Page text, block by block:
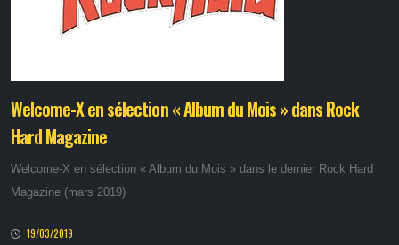
Welcome-X en sélection « Album du Mois » dans Rock
Hard Magazine
Welcome-X en sélection « Album du Mois » dans le dernier Rock Hard
Magazine (mars 2019)
19/03/2019